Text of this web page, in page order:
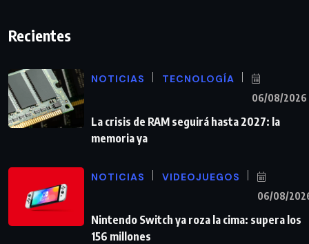
Recientes
NOTICIAS TECNOLOGÍA
06/08/2026
La crisis de RAM seguirá hasta 2027: la
memoria ya
NOTICIAS VIDEOJUEGOS
06/08/
Nintendo Switch ya roza la cima: supera los
156 millones